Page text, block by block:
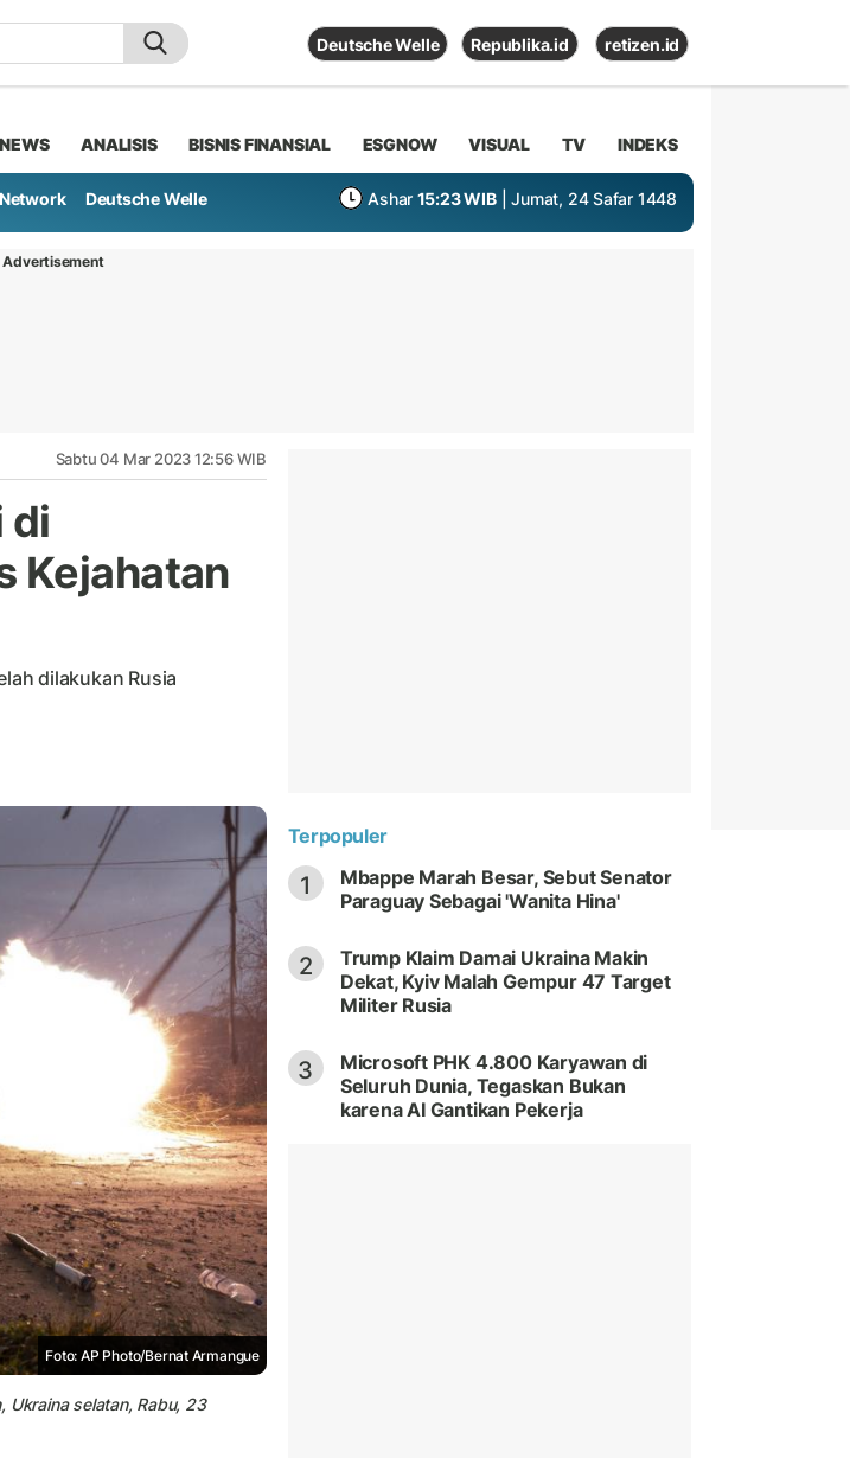
Deutsche Welle Republika.id retizen.id
NEWS ANALISIS BISNIS FINANSIAL ESGNOW VISUAL TV INDEKS
Deutsche Welle Ashar 15:23 WIB | Jumat, 24 Safar 1448
Advertisement
Sabtu 04 Mar 2023 12:56 WIB
di
Kejahatan
dilakukan Rusia
Foto: AP Photo/Bernat Armangue
Ukraina selatan, Rabu, 23
Terpopuler
1
Mbappe Marah Besar, Sebut Senator
Paraguay Sebagai 'Wanita Hina'
2
Trump Klaim Damai Ukraina Makin
Dekat, Kyiv Malah Gempur 47 Target
Militer Rusia
3
Microsoft PHK 4.800 Karyawan di
Seluruh Dunia, Tegaskan Bukan
karena AI Gantikan Pekerja